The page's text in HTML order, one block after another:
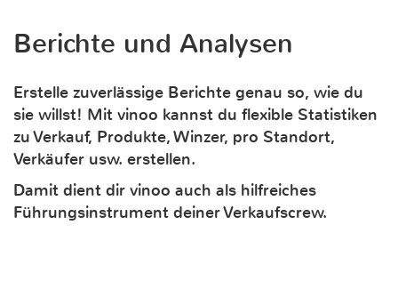
Berichte und Analysen
Erstelle zuverlässige Berichte genau so, wie du
sie willst! Mit vinoo kannst du flexible Statistiken
zu Verkauf, Produkte, Winzer, pro Standort,
Verkäufer usw. erstellen.
Damit dient dir vinoo auch als hilfreiches
Führungsinstrument deiner Verkaufscrew.